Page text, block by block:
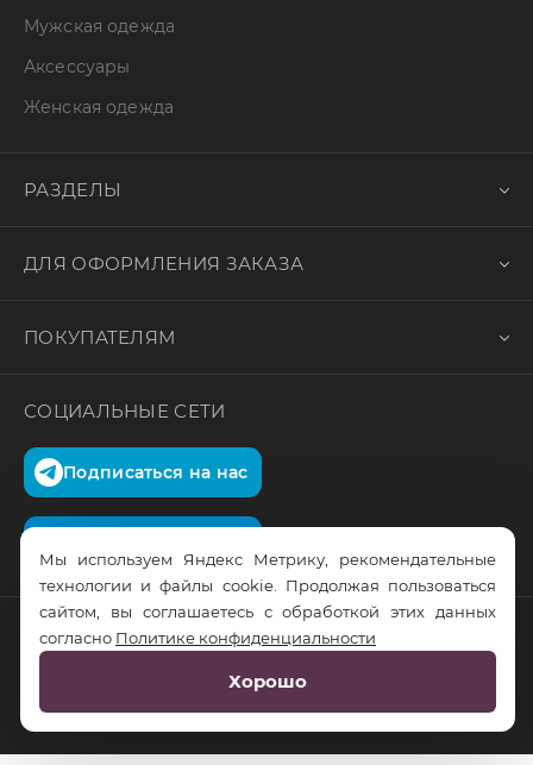
Мужская одежда
Аксессуары
Женская одежда
РАЗДЕЛЫ
ДЛЯ ОФОРМЛЕНИЯ ЗАКАЗА
ПОКУПАТЕЛЯМ
СОЦИАЛЬНЫЕ СЕТИ
Подписаться на нас
© RusTrus. 2011-2026. Все права защищены
RS Digital
Мы используем Яндекс Метрику, рекомендательные
технологии и файлы cookie. Продолжая пользоваться
сайтом, вы соглашаетесь с обработкой этих данных
согласно Политике конфиденциальности
Хорошо